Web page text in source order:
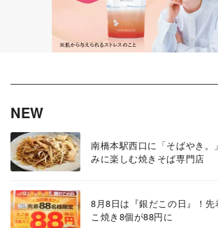
NEW
南橋本駅西口に「そばやき。
みに楽しむ焼きそば専門店
8月8日は『銀だこの日』！
こ焼き8個が88円に